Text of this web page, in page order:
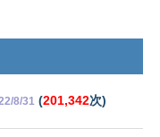
8/31 (201,342次)